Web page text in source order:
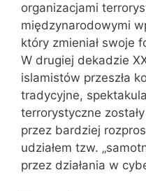
organizacjami
międzynarodowymi
który zmieniał swoje
W drugiej dekadzie
islamistów przeszła
tradycyjne,
terrorystyczne
przez bardziej
udziałem tzw.
przez działania w